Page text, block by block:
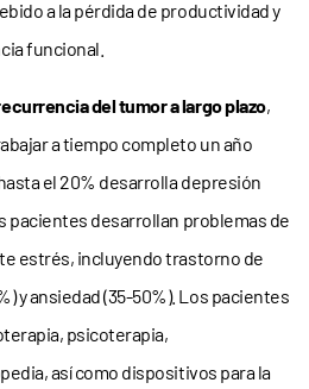
a la pérdida de productividad y
funcional.
del tumor a largo plazo,
a tiempo completo un año
el 20% desarrolla depresión
pacientes desarrollan problemas de
estrés, incluyendo trastorno de
y ansiedad (35-50%). Los pacientes
psicoterapia,
así como dispositivos para la